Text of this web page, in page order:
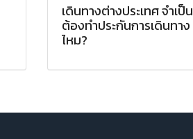
เดินทางต่างประเทศ จำเป็น
ต้องทำประกันการเดินทาง
ไหม?